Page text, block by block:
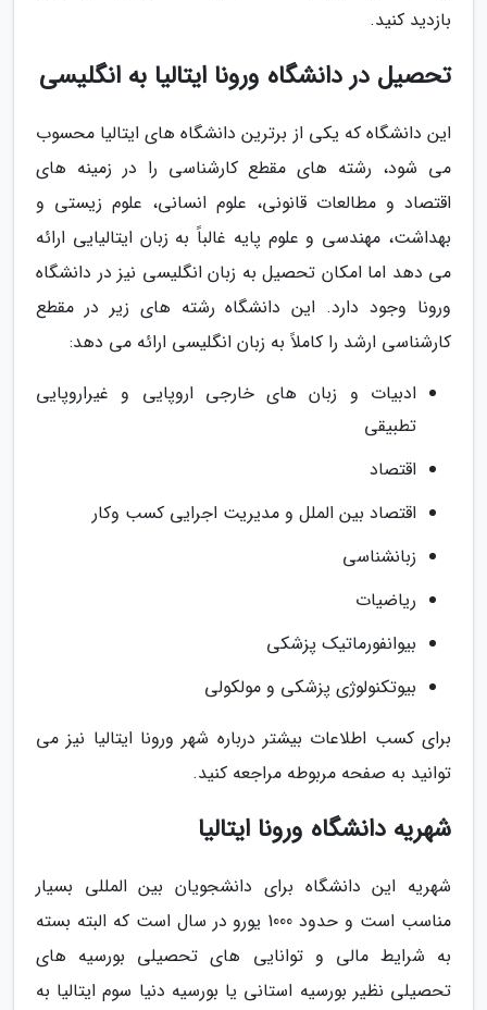
بازدید کنید.
تحصیل در دانشگاه ورونا ایتالیا به انگلیسی
این دانشگاه که یکی از برترین دانشگاه های ایتالیا محسوب
می شود، رشته های مقطع کارشناسی را در زمینه های
اقتصاد و مطالعات قانونی، علوم انسانی، علوم زیستی و
بهداشت، مهندسی و علوم پایه غالباً به زبان ایتالیایی ارائه
می دهد اما امکان تحصیل به زبان انگلیسی نیز در دانشگاه
ورونا وجود دارد. این دانشگاه رشته های زیر در مقطع
کارشناسی ارشد را کاملاً به زبان انگلیسی ارائه می دهد:
ادبیات و زبان های خارجی اروپایی و غیراروپایی
تطبیقی
اقتصاد
اقتصاد بین الملل و مدیریت اجرایی کسب وکار
زبانشناسی
ریاضیات
بیوانفورماتیک پزشکی
بیوتکنولوژی پزشکی و مولکولی
برای کسب اطلاعات بیشتر درباره شهر ورونا ایتالیا نیز می
توانید به صفحه مربوطه مراجعه کنید.
شهریه دانشگاه ورونا ایتالیا
شهریه این دانشگاه برای دانشجویان بین المللی بسیار
مناسب است و حدود 1000 یورو در سال است که البته بسته
به شرایط مالی و توانایی های تحصیلی بورسیه های
تحصیلی نظیر بورسیه استانی یا بورسیه دنیا سوم ایتالیا به